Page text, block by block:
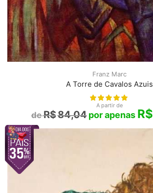
Franz Marc
A Torre de Cavalos Azuis
A partir de
R$84,04 R$